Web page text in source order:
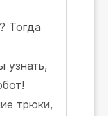
Тогда
узнать,
трюки,